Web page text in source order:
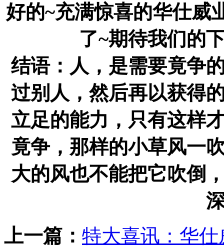
好的~充满惊喜的华仕威
了~期待我们的
结语：人，是需要竟争
过别人，然后再以获得
立足的能力，只有这样
竟争，那样的小草风一
大的风也不能把它吹倒
上一篇： 特大喜讯：华